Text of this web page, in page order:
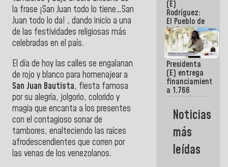
la frase ¡San Juan todo lo tiene…San
Juan todo lo da! , dando inicio a una
de las festividades religiosas más
celebradas en el país.
El día de hoy las calles se engalanan
de rojo y blanco para homenajear a
San Juan Bautista, fiesta famosa
por su alegría, jolgorio, colorido y
magia que encanta a los presentes
con el contagioso sonar de
tambores, enalteciendo las raíces
afrodescendientes que corren por
las venas de los venezolanos.
Guaira
(E)
Rodríguez:
El Pueblo de
La Guaira
siempre
estará
acompañada
por el
Gobierno
Nacional
Presidenta
(E) entrega
financiamientos
a 1.766
comerciantes
emprendedores
afectados
por
terremotos
Noticias
más
leídas